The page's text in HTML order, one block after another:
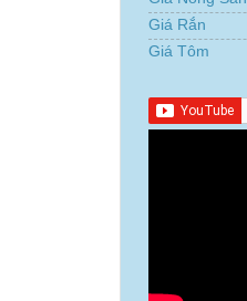
Giá Rắn
Giá Tôm